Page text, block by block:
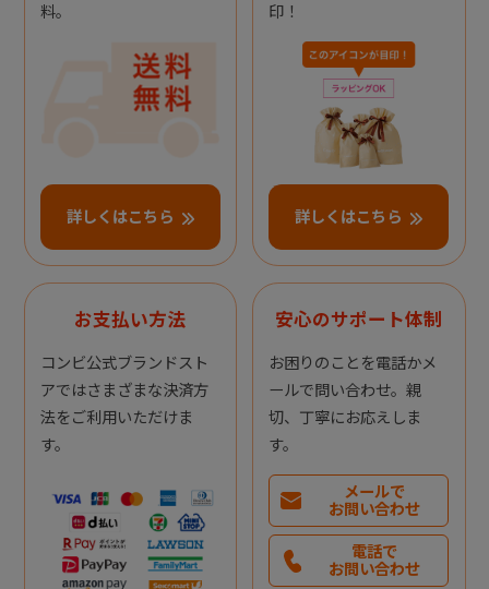
料。
詳しくはこちら
印！
詳しくはこちら
お支払い方法
コンビ公式ブランドスト
アではさまざまな決済方
法をご利用いただけま
す。
安心のサポート体制
お困りのことを電話かメ
ールで問い合わせ。親
切、丁寧にお応えしま
す。
メールで
お問い合わせ
電話で
お問い合わせ